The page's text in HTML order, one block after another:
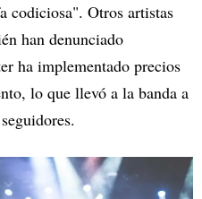
codiciosa". Otros artistas
han denunciado
ha implementado precios
lo que llevó a la banda a